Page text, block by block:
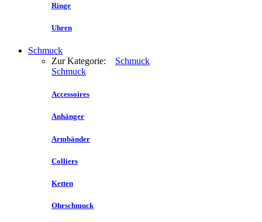
Ringe
Uhren
Schmuck
Zur Kategorie: Schmuck
Schmuck
Accessoires
Anhänger
Armbänder
Colliers
Ketten
Ohrschmuck